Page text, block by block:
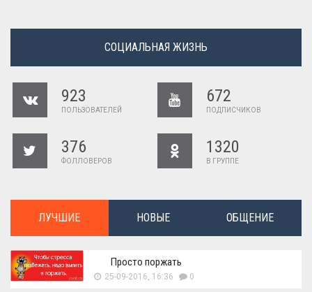
СОЦИАЛЬНАЯ ЖИЗНЬ
923
ПОЛЬЗОВАТЕЛЕЙ
672
ПОДПИСЧИКОВ
376
ФОЛЛОВЕРОВ
1320
В ГРУППЕ
ЛУЧШИЕ НОВЫЕ ОБЩЕНИЕ
Просто поржать
25-09-2016, 16:36 0